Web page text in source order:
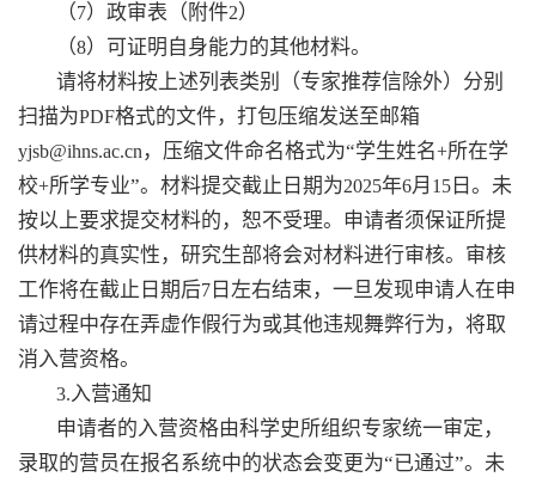
（7）政审表（附件2）
（8）可证明自身能力的其他材料。
请将材料按上述列表类别（专家推荐信除外）分别
扫描为PDF格式的文件，打包压缩发送至邮箱
yjsb@ihns.ac.cn ，压缩文件命名格式为“学生姓名+所在学
校+所学专业”。材料提交截止日期为2025年6月 15 日。未
按以上要求提交材料的，恕不受理。申请者须保证所提
供材料的真实性，研究生部将会对材料进行审核。审核
工作将在截止日期后7 日左右结束，一旦发现申请人在申
请过程中存在弄虚作假行为或其他违规舞弊行为，将取
消入营资格。
3.入营通知
申请者的入营资格由科学史所组织专家统一审定，
录取的营员在报名系统中的状态会变更为“已通过”。未